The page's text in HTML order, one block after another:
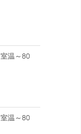
室温～80
室温～80